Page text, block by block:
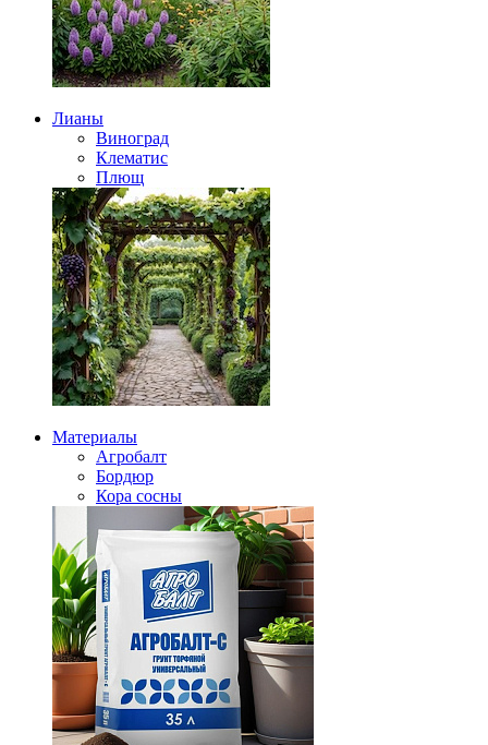
Лианы
Виноград
Клематис
Плющ
Материалы
Агробалт
Бордюр
Кора сосны